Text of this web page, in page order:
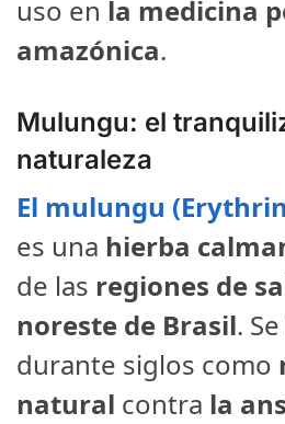
uso en la medicina
amazónica.
Mulungu: el
naturaleza
El mulungu
es una hierba
de las regiones de
noreste de Brasil.
durante siglos como
natural contra la